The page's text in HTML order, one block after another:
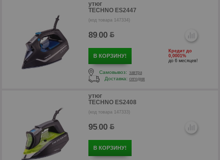
утюг
TECHNO ES2447
(код товара 147334)
89.00
В КОРЗИНУ!
Кредит до
0,0001%
до 6 месяцев!
Самовывоз: завтра
Доставка: сегодня
утюг
TECHNO ES2408
(код товара 147333)
95.00
В КОРЗИНУ!